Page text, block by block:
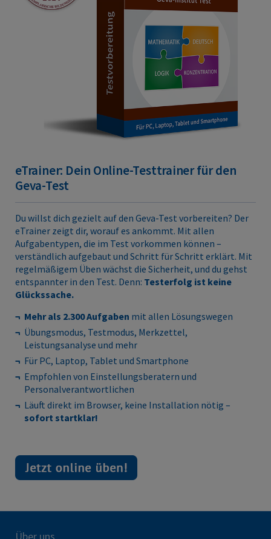
eTrainer: Dein Online-Testtrainer für den
Geva-Test
Du willst dich gezielt auf den Geva-Test vorbereiten? Der
eTrainer zeigt dir, worauf es ankommt. Mit allen
Aufgabentypen, die im Test vorkommen können –
verständlich aufgebaut und Schritt für Schritt erklärt. Mit
regelmäßigem Üben wächst die Sicherheit, und du gehst
entspannter in den Test. Denn: Testerfolg ist keine
Glückssache.
Mehr als 2.300 Aufgaben mit allen Lösungswegen
Übungsmodus, Testmodus, Merkzettel,
Leistungsanalyse und mehr
Für PC, Laptop, Tablet und Smartphone
Empfohlen von Einstellungsberatern und
Personalverantwortlichen
Läuft direkt im Browser, keine Installation nötig –
sofort startklar!